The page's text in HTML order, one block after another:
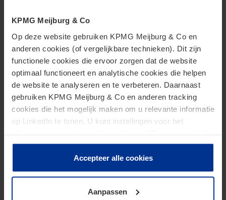
KPMG Meijburg & Co
Op deze website gebruiken KPMG Meijburg & Co en
anderen cookies (of vergelijkbare technieken). Dit zijn
functionele cookies die ervoor zorgen dat de website
optimaal functioneert en analytische cookies die helpen
de website te analyseren en te verbeteren. Daarnaast
gebruiken KPMG Meijburg & Co en anderen tracking
cookies die het mogelijk maken om u relevante informatie
op LinkedIn te tonen. U kunt instellingen voor het
te klikken. Als u op “Accepteer alle cookies” klikt, geeft u
toestemming voor het gebruik van alle cookies. Deze
toestemming kunt u altijd weer intrekken.
Accepteer alle cookies
Aanpassen
Fiscaal advies voor duurzaam
ondernemen nodig?
Heb je fiscaal of juridisch advies nodig voor
maatschappelijke projecten binnen je familiebedrijf?
Meijburg & Co biedt op maat gemaakte oplossingen
die passen bij jouw familie. Onze specialisten bij
jarenlange ervaring met het oprichten van goede
doelen stichtingen en het verkrijgen en behouden
van de ANBI-status. Voor meer informatie kun je